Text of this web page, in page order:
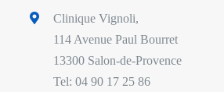
Clinique Vignoli,
114 Avenue Paul Bourret
13300 Salon-de-Provence
Tel: 04 90 17 25 86